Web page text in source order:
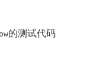
的测试代码